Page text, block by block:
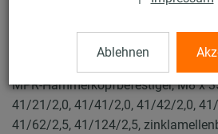
Ablehnen
MPR-
MPR-Hammerkopfbefestiger, M8 x
41/21/2,0, 41/41/2,0, 41/42/2,0,
41/62/2,5, 41/124/2,5,